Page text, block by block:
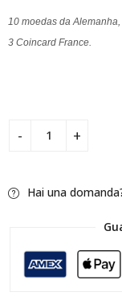
10 moedas da
3 Coincard France.
Hai una